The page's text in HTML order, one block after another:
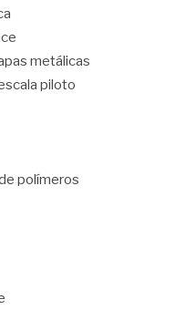
metálicas
piloto
polímeros